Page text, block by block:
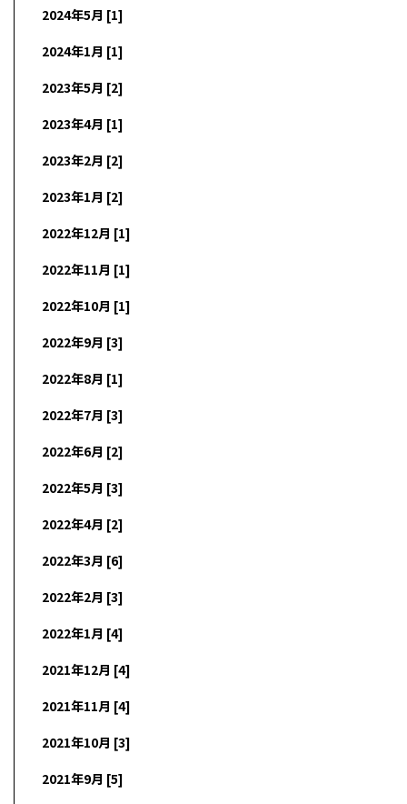
2024年5月 [1]
2024年1月 [1]
2023年5月 [2]
2023年4月 [1]
2023年2月 [2]
2023年1月 [2]
2022年12月 [1]
2022年11月 [1]
2022年10月 [1]
2022年9月 [3]
2022年8月 [1]
2022年7月 [3]
2022年6月 [2]
2022年5月 [3]
2022年4月 [2]
2022年3月 [6]
2022年2月 [3]
2022年1月 [4]
2021年12月 [4]
2021年11月 [4]
2021年10月 [3]
2021年9月 [5]